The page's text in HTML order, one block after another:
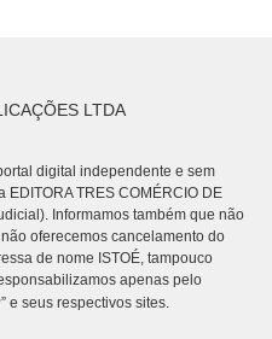
LTDA
digital independente e sem
TRES COMÉRCIO DE
Informamos também que não
oferecemos cancelamento do
de nome ISTOÉ, tampouco
apenas pelo
” e seus respectivos sites.